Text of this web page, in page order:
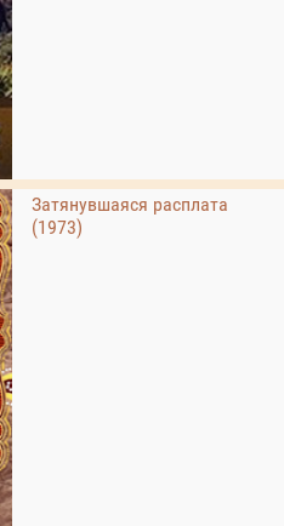
Затянувшаяся расплата
(1973)